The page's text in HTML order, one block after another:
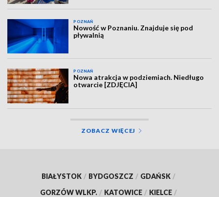
POZNAŃ
Nowość w Poznaniu. Znajduje się pod
pływalnią
POZNAŃ
Nowa atrakcja w podziemiach. Niedługo
otwarcie [ZDJĘCIA]
ZOBACZ WIĘCEJ
BIAŁYSTOK / BYDGOSZCZ / GDAŃSK /
GORZÓW WLKP. / KATOWICE / KIELCE /